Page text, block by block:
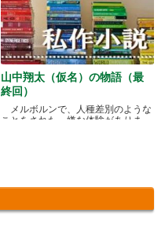
山中翔太（仮名）の物語（最
終回）
メルボルンで、人種差別のような
ことをされた、嫌な体験がありま